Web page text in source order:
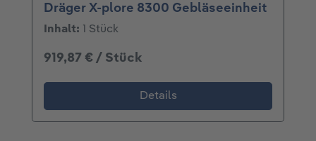
Dräger X-plore 8300 Gebläseeinheit
Inhalt: 1 Stück
919,87 € / Stück
Details